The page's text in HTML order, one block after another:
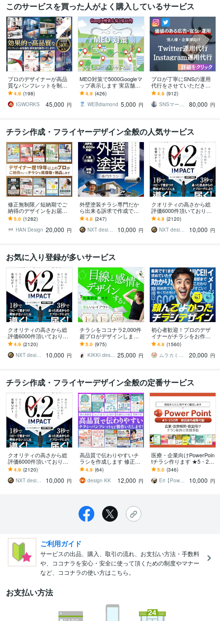
このサービスを買った人がよく購入しているサービス
プロのデザイナーが高品
質なパンフレットを制作
します パンフレット、会
社案内、採用案内、カタ
ログでも対応可能です！
4.9 (198)
IGWORKS
45,000 円
MEO対策で5000Googleマ
ップ表示します 実店舗向
け/ローカルSEO/グーグル
マップ検索上位化
4.9 (426)
WEBdiamond 5,000 円
プロが丁寧にSNSの運用
代行をさせていただきま
す Instagram運用代行サー
ビス
4.9 (912)
SNSマーケティング「かりん」AsoBi
80,000 円
チラシ作成・フライヤーデザイン全般の人気サービス
修正無制限／短納期でご
納得のデザインをお届け
します その他、パンフ・
ポスター・メニュー・名
刺・看板 etc.
5.0 (1282)
HAN Design 20,000 円
外壁塗装チラシ専門だか
ら出来る訴求で作成でき
ます 修正無制限！信頼感
を大切にしたポスティン
グ反響重視デザイン
4.8 (247)
NXT design 研究所
10,000 円
クオリティの高さから総
評価6000件頂いておりま
す 修正無制限！25年デザ
イナーが作る訴求方法で
チラシ反響UP!
4.9 (2120)
NXT design 研究所
10,000 円
お気に入り登録が多いサービス
クオリティの高さから総
評価6000件頂いておりま
す 修正無制限！25年デザ
イナーが作る訴求方法で
チラシ反響UP!
4.9 (2120)
NXT design 研究所
10,000 円
チラシをココナラ2,000件
超プロがデザインします
美しいレイアウト、目を
惹くビジュアルのフライ
ヤー・チラシ
5.0 (975)
KIKKI design 25,000 円
初心者歓迎！プロのデザ
イナーがチラシをお作り
します ココナラ初心者も
歓迎！企業から個人まで
高品質を安価でお届け！
4.9 (1560)
ムラカミラボ
20,000 円
チラシ作成・フライヤーデザイン全般の定番サービス
クオリティの高さから総
評価6000件頂いておりま
す 修正無制限！25年デザ
イナーが作る訴求方法で
チラシ反響UP!
4.9 (2120)
NXT design 研究所
10,000 円
高品質で伝わりやすいチ
ラシを作成します 修正無
制限、伝わりやすい・印
象に残るデザインで作成
します
4.9 (64)
design KK
12,000 円
医療・企業向けPowerPoin
tチラシ作ります ★5・250
件｜PowerPoint作成・納
品｜伝わるチラシ
5.0 (346)
Eri【PowerPointデザイン】
10,000 円
ご利用ガイド
サービスの出品、購入、取引の流れ、お支払い方法・手数料
や、ココナラを安心・安全に使って頂くための制度やマナー
など、ココナラの使い方はこちら。
お支払い方法